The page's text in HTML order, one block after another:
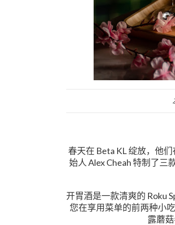
春天在 Beta KL绽放，他们
始人 Alex Cheah 特制了三
开胃酒是一款清爽的 Roku
您在享用菜单的前两种小
露蘑菇